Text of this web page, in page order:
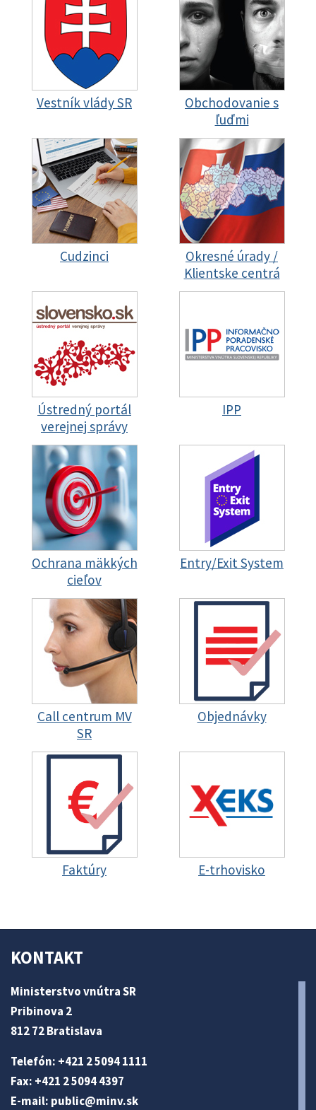
Vestník vlády SR
Obchodovanie s
ľuďmi
Cudzinci
Okresné úrady /
Klientske centrá
Ústredný portál
verejnej správy
IPP
Ochrana mäkkých
cieľov
Entry/Exit System
Call centrum MV
SR
Objednávky
Faktúry E-trhovisko
KONTAKT
Ministerstvo vnútra SR
Pribinova 2
812 72 Bratislava
Telefón: +421 2 5094 1111
Fax: +421 2 5094 4397
E-mail: public@minv.sk